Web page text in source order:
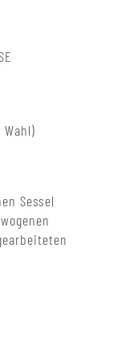
Wahl)
Sessel